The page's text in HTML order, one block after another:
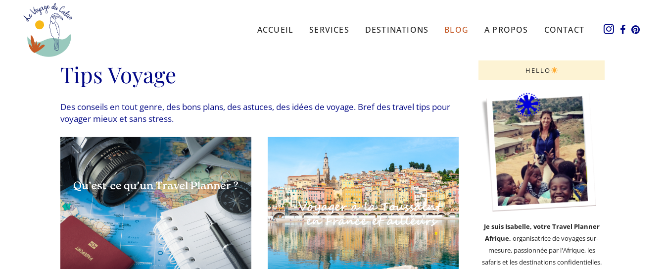
ACCUEIL SERVICES DESTINATIONS BLOG A PROPOS CONTACT
Tips Voyage
Des conseils en tout genre, des bons plans, des astuces, des idées de voyage. Bref des travel tips pour
voyager mieux et sans stress.
HELLO
Je suis Isabelle, votre Travel Planner
Afrique, organisatrice de voyages sur-
mesure, passionnée par l'Afrique, les
safaris et les destinations confidentielles.